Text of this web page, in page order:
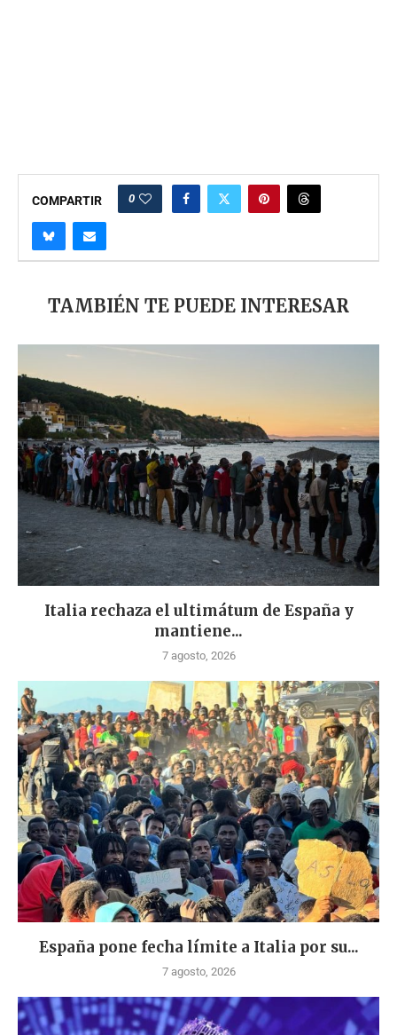
COMPARTIR 0
TAMBIÉN TE PUEDE INTERESAR
Italia rechaza el ultimátum de España y
mantiene...
7 agosto, 2026
España pone fecha límite a Italia por su...
7 agosto, 2026